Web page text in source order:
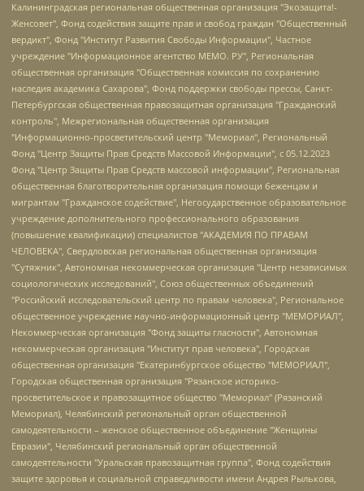
Калининградская региональная общественная организация "Экозащита!-Женсовет", Фонд содействия защите прав и свобод граждан "Общественный вердикт", Фонд "Институт Развития Свободы Информации", Частное учреждение "Информационное агентство МЕМО. РУ", Региональная общественная организация "Общественная комиссия по сохранению наследия академика Сахарова", Фонд поддержки свободы прессы, Санкт-Петербургская общественная правозащитная организация "Гражданский контроль", Межрегиональная общественная организация "Информационно-просветительский центр "Мемориал", Региональный Фонд "Центр Защиты Прав Средств Массовой Информации", с 05.12.2023 Фонд "Центр Защиты Прав Средств массовой информации", Региональная общественная благотворительная организация помощи беженцам и мигрантам "Гражданское содействие", Негосударственное образовательное учреждение дополнительного профессионального образования (повышение квалификации) специалистов "АКАДЕМИЯ ПО ПРАВАМ ЧЕЛОВЕКА", Свердловская региональная общественная организация "Сутяжник", Автономная некоммерческая организация "Центр независимых социологических исследований", Союз общественных объединений "Российский исследовательский центр по правам человека", Региональное общественное учреждение научно-информационный центр "МЕМОРИАЛ", Некоммерческая организация "Фонд защиты гласности", Автономная некоммерческая организация "Институт прав человека", Городская общественная организация "Екатеринбургское общество "МЕМОРИАЛ", Городская общественная организация "Рязанское историко-просветительское и правозащитное общество "Мемориал" (Рязанский Мемориал), Челябинский региональный орган общественной самодеятельности – женское общественное объединение "Женщины Евразии", Челябинский региональный орган общественной самодеятельности "Уральская правозащитная группа", Фонд содействия защите здоровья и социальной справедливости имени Андрея Рылькова, Автономная Некоммерческая Организация "Аналитический Центр Юрия Левады", Автономная некоммерческая организация социальной поддержки населения "Проект Апрель", Региональная общественная организация помощи женщинам и детям, находящимся в кризисной ситуации "Информационно-методический центр "Анна", Фонд содействия развитию массовых коммуникаций и правовому просвещению "Так-так-Так", Фонд содействия устойчивому развитию "Серебряная тайга", Свердловский региональный общественный фонд социальных проектов "Новое время", "Idel.Реалии", Кавказ.Реалии, Крым.Реалии, Телеканал Настоящее Время, Татаро-башкирская служба Радио Свобода (Azatliq Radiosi), Радио Свободная Европа/Радио Свобода (PCE/PC), "Сибирь.Реалии", "Фактограф", Благотворительный фонд помощи осужденным и их семьям, Автономная некоммерческая организация "Институт глобализации и социальных движений", Фонд "В защиту прав заключенных", Частное учреждение "Центр поддержки и содействия развитию средств массовой информации", Пензенский региональный общественный благотворительный фонд "Гражданский союз", "Север.Реалии", Некоммерческая организация Фонд "Правовая инициатива", Общество с ограниченной ответственностью "Радио Свободная Европа/Радио Свобода", Чешское информационное агентство "MEDIUM-ORIENT", Красноярская региональная общественная организация "Мы против СПИДа", Камалягин Денис Николаевич, Маркелов Сергей Евгеньевич, Пономарев Лев Александрович, Савицкая Людмила Алексеевна, Автономная некоммерческая организация "Центр по работе с проблемой насилия "НАСИЛИЮ.НЕТ", Межрегиональный профессиональный союз работников здравоохранения "Альянс врачей", Юридическое лицо, зарегистрированное в Латвийской Республике, SIA "Medusa Project" (регистрационный номер 40103797863, дата регистрации 10.06.2014), Некоммерческая организация "Фонд по борьбе с коррупцией", Автономная некоммерческая организация "Институт права и публичной политики", Баданин Роман Сергеевич, Гликин Максим Александрович, Железнова Мария Михайловна, Лукьянова Юлия Сергеевна, Маетная Елизавета Витальевна, Маняхин Петр Борисович, Чуракова Ольга Владимировна, Ярош Юлия Петровна, Юридическое лицо "The Insider SIA", зарегистрированное в Риге, Латвийская Республика (дата регистрации 26.06.2015), являющееся администратором доменного имени интернет-издания "The Insider SIA", https://theins.ru, Постернак Алексей Евгеньевич, Рубин Михаил Аркадьевич, Анин Роман Александрович, Юридическое лицо Istories fonds, зарегистрированное в Латвийской Республике (регистрационный номер 50008295751, дата регистрации 24.02.2020), Великовский Дмитрий Александрович, Долинина Ирина Николаевна, Мароховская Алеся Алексеевна, Шлейнов Роман Юрьевич, Шмагун Олеся Валентиновна, Общество с ограниченной ответственностью "Альтаир 2021", Общество с ограниченной ответственностью "Вега 2021", Общество с ограниченной ответственностью "Главный редактор 2021", Общество с ограниченной ответственностью "Ромашки монолит", Важенков Артем Валерьевич, Ивановская областная общественная организация "Центр гендерных исследований", Гурман Юрий Альбертович, Медиапроект "ОВД-Инфо", Егоров Владимир Владимирович, Жилинский Владимир Александрович, Общество с ограниченной ответственностью "ЗП", Иванова София Юрьевна, Карезина Инна Павловна, Кильтау Екатерина Викторовна, Петров Алексей Викторович, Пискунов Сергей Евгеньевич, Смирнов Сергей Сергеевич, Тихонов Михаил Сергеевич, Общество с ограниченной ответственностью "ЖУРНАЛИСТ-ИНОСТРАННЫЙ АГЕНТ", Арапова Галина Юрьевна, Вольтская Татьяна Анатольевна, Американская компания "Mason G.E.S. Anonymous Foundation" (США), являющаяся владельцем интернет-издания https://mnews.world/, Компания "Stichting Bellingcat", зарегистрированная в Нидерландах (дата регистрации 11.07.2018), Захаров Андрей Вячеславович, Клепиковская Екатерина Дмитриевна, Общество с ограниченной ответственностью "МЕМО", Перл Роман Александрович, Симонов Евгений Алексеевич, Соловьева Елена Анатольевна, Сотников Даниил Владимирович, Сурначева Елизавета Дмитриевна, Автономная некоммерческая организация по защите прав человека и информированию населения "Якутия – Наше Мнение", Общество с ограниченной ответственностью "Москоу диджитал медиа", с 26.01.2023 Общество с ограниченной ответственностью "Чайка Белые сады", Ветошкина Валерия Валерьевна, Заговора Максим Александрович, Межрегиональное общественное движение "Российская ЛГБТ - сеть", Оленичев Максим Владимирович, Павлов Иван Юрьевич, Скворцова Елена Сергеевна, Общество с ограниченной ответственностью "Как бы инагент", Кочетков Игорь Викторович, Общество с ограниченной ответственностью "Честные выборы", Еланчик Олег Александрович, Общество с ограниченной ответственностью "Нобелевский призыв", Гималова Регина Эмилевна, Григорьев Андрей Валерьевич, Григорьева Алина Александровна, Ассоциация по содействию защите прав призывников, альтернативнослужащих и военнослужащих "Правозащитная группа "Гражданин.Армия.Право", Хисамова Регина Фаритовна, Автономная некоммерческая организация по реализации социально-правовых программ "Лилит", Дальневосточное общественное движение "Маяк", Санкт-Петербургская ЛГБТ-инициативная группа "Выход", Инициативная группа ЛГБТ+ "Реверс", Алексеев Андрей Викторович, Бекбулатова Таисия Львовна, Беляев Иван Михайлович, Владыкина Елена Сергеевна, Гельман Марат Александрович, Никульшина Вероника Юрьевна, Толоконникова Надежда Андреевна, Шендерович Виктор Анатольевич, Общество с ограниченной ответственностью "Данное сообщение", Общество с ограниченной ответственностью Издательский дом "Новая глава", Айнбиндер Александра Александровна, Московский комьюнити-центр для ЛГБТ+инициатив, Благотворительный фонд развития филантропии, Deutsche Welle (Германия, Kurt-Schumacher-Strasse 3, 53113 Bonn), Борзунова Мария Михайловна, Воробьев Виктор Викторович, Голубева Анна Львовна, Константинова Алла Михайловна, Малкова Ирина Владимировна, Мурадов Мурад Абдулгалимович, Осетинская Елизавета Николаевна, Понасенков Евгений Николаевич, Ганапольский Матвей Юрьевич, Киселев Евгений Алексеевич, Борухович Ирина Григорьевна, Дремин Иван Тимофеевич, Дубровский Дмитрий Викторович, Красноярская региональная общественная организация поддержки и развития альтернативных образовательных технологий и межкультурных коммуникаций "ИНТЕРРА", Маяковская Екатерина Алексеевна, Фейгин Марк Захарович, Филимонов Андрей Викторович, Дзугкоева Регина Николаевна, Доброхотов Роман Александрович, Дудь Юрий Александрович, Елкин Сергей Владимирович, Кругликов Кирилл Игоревич, Сабунаева Мария Леонидовна, Семенов Алексей Владимирович, Шаинян Карен Багратович, Шульман Екатерина Михайловна, Асафьев Артур Валерьевич, Вахштайн Виктор Семенович, Венедиктов Алексей Алексеевич, Лушникова Екатерина Евгеньевна, Волков Леонид Михайлович, Невзоров Александр Глебович, Пархоменко Сергей Борисович, Сироткин Ярослав Николаевич, Кара-Мурза Владимир Владимирович, Баранова Наталья Владимировна, Гозман Леонид Яковлевич, Кагарлицкий Борис Юльевич, Климарев Михаил Валерьевич, Милов Владимир Станиславович, Автономная некоммерческая организация Краснодарский центр современного искусства "Типография", Моргенштерн Алишер Тагирович, Соболь Любовь Эдуардовна, Общество с ограниченной ответственностью "ЛИЗА НОРМ", Каспаров Гарри Кимович, Ходорковский Михаил Борисович, Общество с ограниченной ответственностью "Апрельские тезисы", Данилович Ирина Брониславовна, Кашин Олег Владимирович, Петров Николай Владимирович, Пивоваров Алексей Владимирович, Соколов Михаил Владимирович, Цветкова Юлия Владимировна, Чичваркин Евгений Александрович, Комитет против пыток/Команда против пыток, Общество с ограниченной ответственностью "Первый научный", Общество с ограниченной ответственностью "Вертолет и ко", Белоцерковская Вероника Борисовна, Кац Максим Евгеньевич, Лазарева Татьяна Юрьевна, Шаведдинов Руслан Табризович, Яшин Илья Валерьевич, Общество с ограниченной ответственностью "Иноагент ААВ", Алешковский Дмитрий Петрович, Альбац Евгения Марковна, Быков Дмитрий Львович, Галямина Юлия Евгеньевна, Лойко Сергей Леонидович, Мартынов Кирилл Константинович, Медведев Сергей Александрович, Крашенинников Федор Геннадиевич, Гордеева Катерина Вл